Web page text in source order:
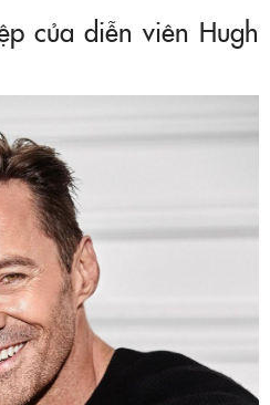
của diễn viên Hugh